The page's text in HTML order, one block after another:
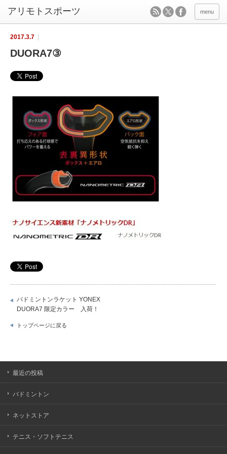
menu
2017.3.7
DUORA7③
バドミントンラケット YONEX
DUORA7 限定カラー 入荷！
トップページに戻る
最近の投稿
バドミントン
ネットストア
テニス・ソフトテニス